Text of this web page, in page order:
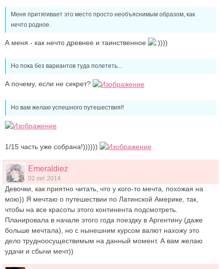
Меня притягивает это место просто необъяснимым образом, как
нечто родное.
А меня - как нечто древнее и таинственное )))
Но пока без вариантов туда полететь...
А почему, если не секрет?
Но вам желаю успешного путешествия!!
1/15 часть уже собрана!))))))
Emeraldiez
02 окт 2014
Девочки, как приятно читать, что у кого-то мечта, похожая на
мою)) Я мечтаю о путешествии по Латинской Америке, так,
чтобы на все красоты этого континента подсмотреть.
Планировала в начале этого года поездку в Аргентину (даже
больше мечтала), но с нынешним курсом валют нахожу это
дело трудноосуществимым на данный момент. А вам желаю
удачи и сбычи мечт))